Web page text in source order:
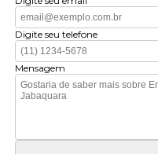
Digite seu telefone
Mensagem